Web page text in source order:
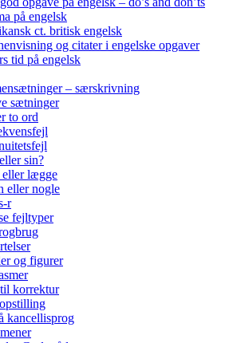
på engelsk
ct. britisk engelsk
og citater i engelske opgaver
tid på engelsk
– særskrivning
sætninger
to ord
sin?
lægge
eller nogle
r
fejltyper
og figurer
korrektur
kancellisprog